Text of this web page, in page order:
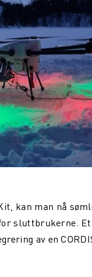
kan man nå
sluttbrukerne.
av en